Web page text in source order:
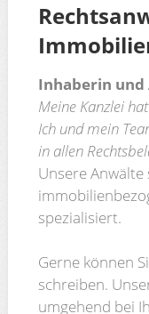
Inhaberin und
Meine Kanzlei
Ich und mein
in allen
Unsere
spezialisiert.
Gerne können
schreiben.
umgehend bei